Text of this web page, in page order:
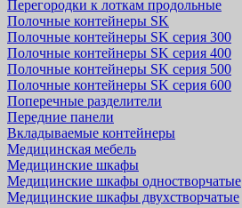
Перегородки к лоткам продольные
Полочные контейнеры SK
Полочные контейнеры SK серия 300
Полочные контейнеры SK серия 400
Полочные контейнеры SK серия 500
Полочные контейнеры SK серия 600
Поперечные разделители
Передние панели
Вкладываемые контейнеры
Медицинская мебель
Медицинские шкафы
Медицинские шкафы одностворчатые
Медицинские шкафы двухстворчатые